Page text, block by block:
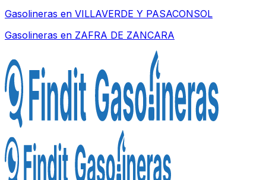
Gasolineras en VILLAVERDE Y PASACONSOL
Gasolineras en ZAFRA DE ZANCARA